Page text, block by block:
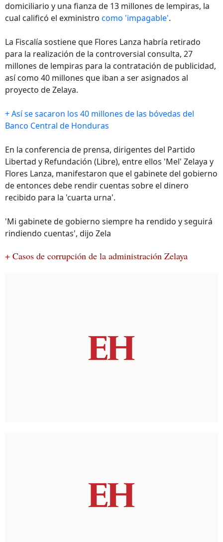
domiciliario y una fianza de 13 millones de lempiras, la
cual calificó el exministro como 'impagable'.
La Fiscalía sostiene que Flores Lanza habría retirado
para la realización de la controversial consulta, 27
millones de lempiras para la contratación de publicidad,
así como 40 millones que iban a ser asignados al
proyecto de Zelaya.
+ Así se sacaron los 40 millones de las bóvedas del
Banco Central de Honduras
En la conferencia de prensa, dirigentes del Partido
Libertad y Refundación (Libre), entre ellos 'Mel' Zelaya y
Flores Lanza, manifestaron que el gabinete del gobierno
de entonces debe rendir cuentas sobre el dinero
recibido para la 'cuarta urna'.
'Mi gabinete de gobierno siempre ha rendido y seguirá
rindiendo cuentas', dijo Zela
+ Casos de corrupción de la administración Zelaya